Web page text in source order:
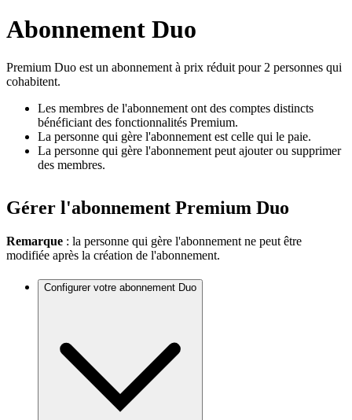
Abonnement Duo
Premium Duo est un abonnement à prix réduit pour 2 personnes qui
cohabitent.
Les membres de l'abonnement ont des comptes distincts
bénéficiant des fonctionnalités Premium.
La personne qui gère l'abonnement est celle qui le paie.
La personne qui gère l'abonnement peut ajouter ou supprimer
des membres.
Gérer l'abonnement Premium Duo
Remarque : la personne qui gère l'abonnement ne peut être
modifiée après la création de l'abonnement.
Configurer votre abonnement Duo